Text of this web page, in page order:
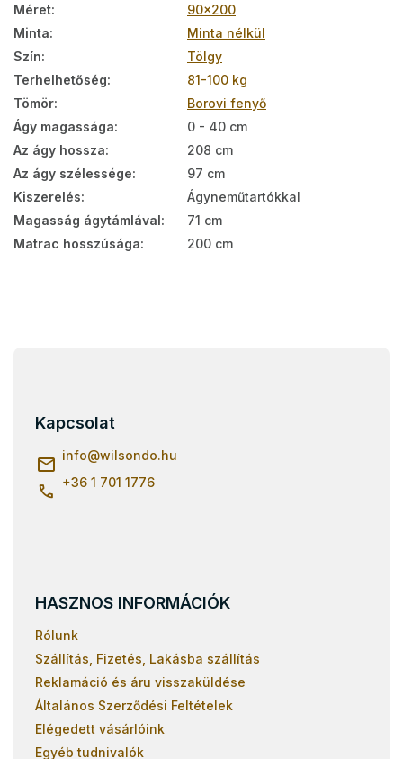
Méret:
90x200
Minta:
Minta nélkül
Szín:
Tölgy
Terhelhetőség:
81-100 kg
Tömör:
Borovi fenyő
Ágy magassága:
0 - 40 cm
Az ágy hossza:
208 cm
Az ágy szélessége:
97 cm
Kiszerelés:
Ágyneműtartókkal
Magasság ágytámlával:
71 cm
Matrac hosszúsága: 200 cm
Kapcsolat
info@wilsondo.hu
+36 1 701 1776
HASZNOS INFORMÁCIÓK
Rólunk
Szállítás, Fizetés, Lakásba szállítás
Reklamáció és áru visszaküldése
Általános Szerződési Feltételek
Elégedett vásárlóink
Egyéb tudnivalók